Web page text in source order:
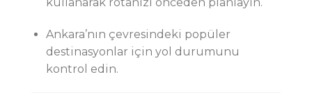
kullanarak rotanızı önceden planlayın.
Ankara’nın çevresindeki popüler
destinasyonlar için yol durumunu
kontrol edin.